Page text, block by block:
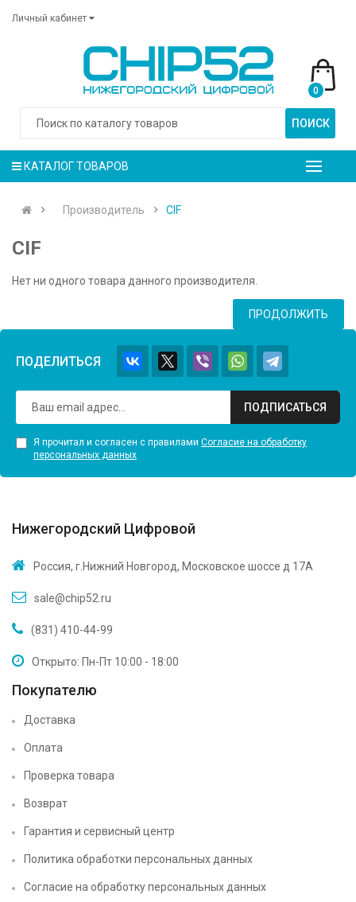
Личный кабинет
ПОИСК
0
КАТАЛОГ ТОВАРОВ
Производитель CIF
CIF
Нет ни одного товара данного производителя.
ПРОДОЛЖИТЬ
ПОДЕЛИТЬСЯ
ПОДПИСАТЬСЯ
Я прочитал и согласен с правилами Согласие на обработку
персональных данных
Нижегородский Цифровой
Россия, г.Нижний Новгород, Московское шоссе д 17А
sale@chip52.ru
(831) 410-44-99
Открыто: Пн-Пт 10:00 - 18:00
Покупателю
Доставка
Оплата
Проверка товара
Возврат
Гарантия и сервисный центр
Политика обработки персональных данных
Согласие на обработку персональных данных